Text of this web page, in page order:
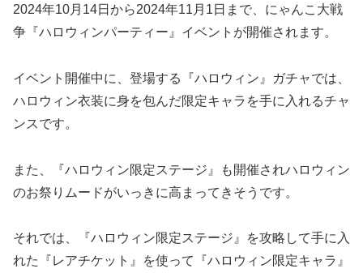
2024年10月14日から2024年11月1日まで、にゃんこ大戦
争『ハロウィンパーティー』イベントが開催されます。
イベント開催中に、登場する『ハロウィン』ガチャでは、
ハロウィン衣装に身を包んだ限定キャラを手に入れるチャ
ンスです。
また、『ハロウィン限定ステージ』も開催されハロウィン
のお祭りムードがいっきに高まってきそうです。
それでは、『ハロウィン限定ステージ』を攻略して手に入
れた『レアチケット』を使って『ハロウィン限定キャラ』